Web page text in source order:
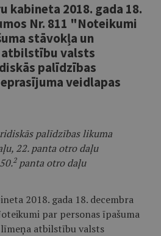
kabineta 2018. gada 18.
Nr. 811 "Noteikumi
stāvokļa un
atbilstību valsts
palīdzības
veidlapas
palīdzības likuma
22. panta otro daļu
2panta otro daļu
2018. gada 18. decembra
par personas īpašuma
atbilstību valsts